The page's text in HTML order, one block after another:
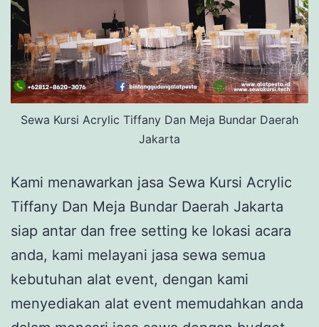
Sewa Kursi Acrylic Tiffany Dan Meja Bundar Daerah
Jakarta
Kami menawarkan jasa Sewa Kursi Acrylic
Tiffany Dan Meja Bundar Daerah Jakarta
siap antar dan free setting ke lokasi acara
anda, kami melayani jasa sewa semua
kebutuhan alat event, dengan kami
menyediakan alat event memudahkan anda